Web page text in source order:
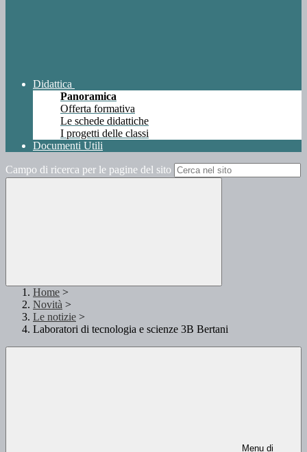
Didattica
Panoramica
Offerta formativa
Le schede didattiche
I progetti delle classi
Documenti Utili
Campo di ricerca per le pagine del sito
Home >
Novità >
Le notizie >
Laboratori di tecnologia e scienze 3B Bertani
Menu di